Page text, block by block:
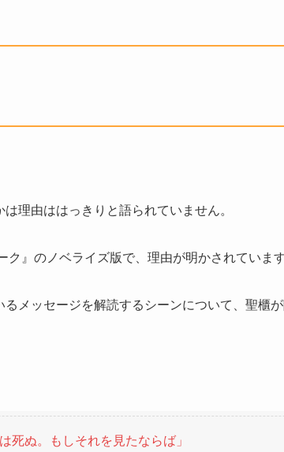
理由ははっきりと語られていません。
』のノベライズ版で、理由が明かされています
メッセージを解読するシーンについて、聖櫃
死ぬ。もしそれを見たならば」